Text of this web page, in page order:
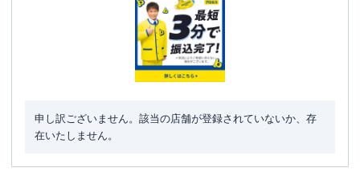
千葉県千葉市美浜区高洲３－９－１
SMBCモビット 三井住友銀行海浜幕張
営業時間
土曜：09:00-21:00
申し訳ございません。該当の店舗が登録されていないか、存
在いたしません。